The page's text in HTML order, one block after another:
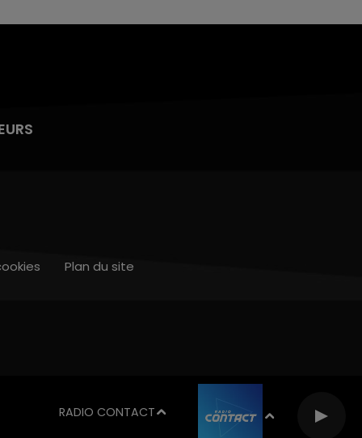
RADIO CONTACT
Plan du site